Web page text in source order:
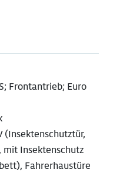
Frontantrieb; Euro
(Insektenschutztür,
mit Insektenschutz
Fahrerhaustüre